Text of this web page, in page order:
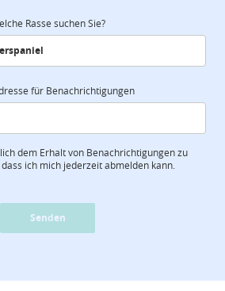
Rasse suchen Sie?
für Benachrichtigungen
dem Erhalt von Benachrichtigungen zu
ich mich jederzeit abmelden kann.
Senden